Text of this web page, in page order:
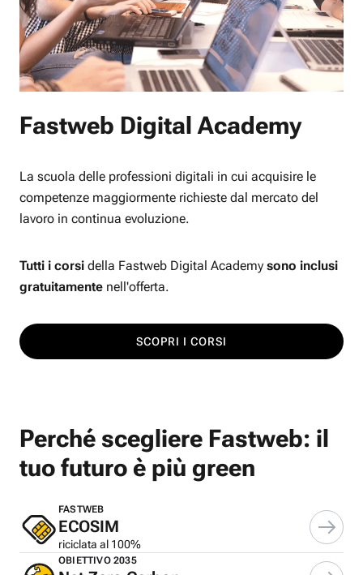
Fastweb Digital Academy
La scuola delle professioni digitali in cui acquisire le
competenze maggiormente richieste dal mercato del
lavoro in continua evoluzione.
Tutti i corsi della Fastweb Digital Academy sono inclusi
gratuitamente nell'offerta.
SCOPRI I CORSI
Perché scegliere Fastweb: il
tuo futuro è più green
FASTWEB
ECOSIM
riciclata al 100%
OBIETTIVO 2035